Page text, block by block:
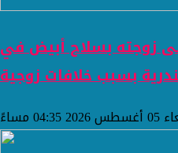
بسلاح أبيض في
بسبب خلافات زوجية
مساءً